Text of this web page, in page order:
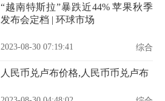
“越南特斯拉”暴跌近44% 苹果秋季
发布会定档 | 环球市场
2023-08-30 07:19:41 综合
人民币兑卢布价格,人民币币兑卢布